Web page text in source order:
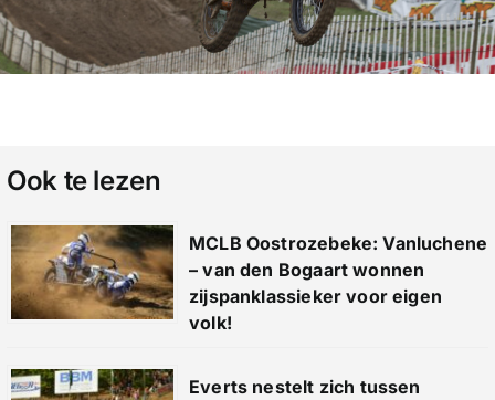
Ook te lezen
MCLB Oostrozebeke: Vanluchene
– van den Bogaart wonnen
zijspanklassieker voor eigen
volk!
Everts nestelt zich tussen